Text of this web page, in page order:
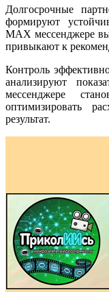
Долгосрочные
формируют
MAX мессенджере
привыкают к
Контроль
анализируют
мессенджере
оптимизировать
результат.